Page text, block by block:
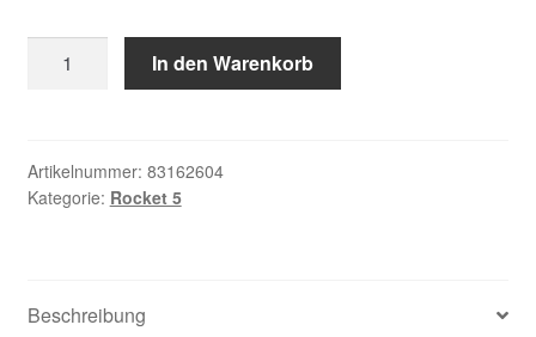
Mein Konto
Versand & Lieferung
Hammerbohrer
plus
16x260mm
In den Warenkorb
Artikelnummer: 83162604
Kategorie: Rocket 5
Beschreibung